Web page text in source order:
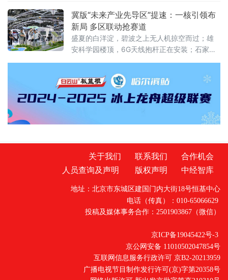
亮“中国休闲食品名城”金字招牌。人流资金双向
汇聚 交易热度“节节高”展会人气爆棚、交易
冀版“未来产业先导区”提速：一核引领布
新局 多区联动抢赛道
盛夏的白洋淀，碧波之上无人机掠空而过；雄
安科学园楼顶，6G天线抱杆正在安装；石家庄
验室门对门攻关……一幅“一核引领、多区联
动”的未来产业版图，正在燕赵大地加速铺展。
近年来，河北按照“一核引领、多区联动”的总体
架构，积极布局未来产业先导区。以雄安新区
为全省未来产业的核心策源地，依托京津冀国
关于我们 联系我们
合作机会
人员查询及声明
版权声明 中经智库
地址：北京市东城区建国门内大街18号恒基中心
电话（传真）：010-65066629
投稿及媒体事务合作：2501903867（微信）
京ICP备19045422号-3
京公网安备 11010502047854号
互联网信息服务行政许可 京B2-20213959
广播电视节目制作发行许可(京)字第20358号